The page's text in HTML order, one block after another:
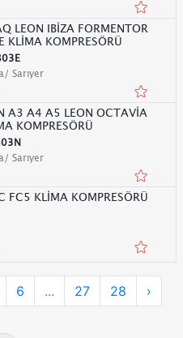
LEON IBİZA FORMENTOR
KOMPRESÖRÜ
Sarıyer
A3 A4 A5 LEON OCTAVİA
KOMPRESÖRÜ
Sarıyer
FC5 KLİMA KOMPRESÖRÜ
6 ... 27 28 ›